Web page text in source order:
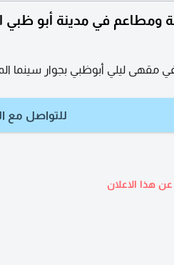
في مدينة أبو ظبي
مقهى ليلي أبوظبي بجوار سينما
للتواصل مع
عن هذا الاعلان